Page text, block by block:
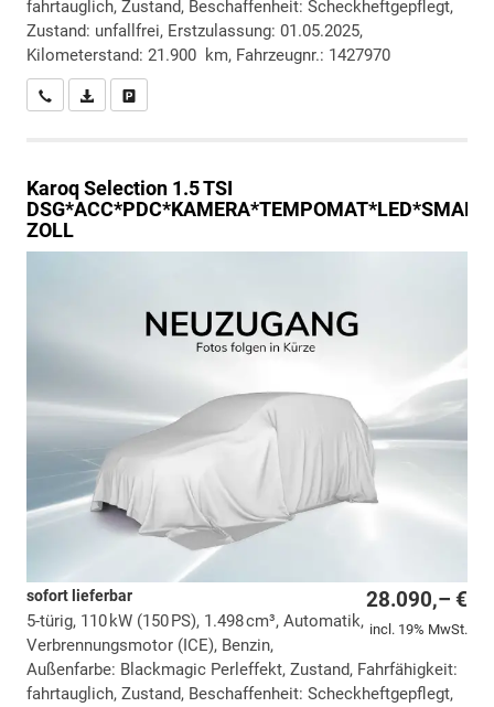
fahrtauglich, Zustand, Beschaffenheit: Scheckheftgepflegt,
Zustand: unfallfrei, Erstzulassung: 01.05.2025,
Kilometerstand: 21.900 km, Fahrzeugnr.: 1427970
Wir rufen Sie anPDF-Datei, Fahrzeugexposé drucken
KaroqSelection 1.5 TSI
ZOLL
28.090,– €
incl. 19% MwSt.
sofort lieferbar
5-türig, 110 kW (150 PS), 1.498 cm³, Automatik,
Verbrennungsmotor (ICE), Benzin,
Außenfarbe: Blackmagic Perleffekt, Zustand, Fahrfähigkeit:
fahrtauglich, Zustand, Beschaffenheit: Scheckheftgepflegt,